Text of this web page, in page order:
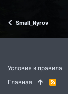
Small_Nyrov
Условия и правила
Главная
R